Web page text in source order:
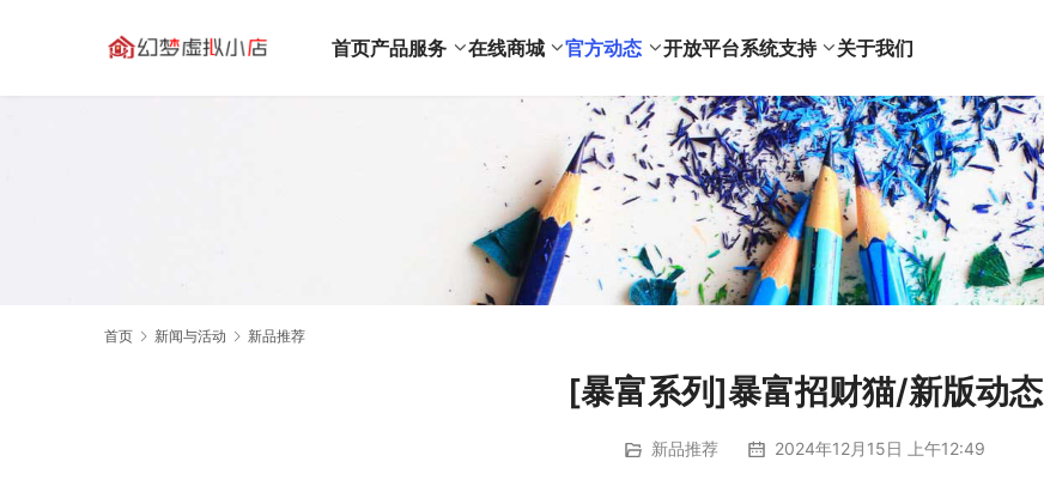
首页产品服务 在线商城 官方动态 开放平台系统支持 关于我们
首页 新闻与活动 新品推荐
[暴富系列]暴富招财猫/新版动态
新品推荐 2024年12月15日 上午12:49